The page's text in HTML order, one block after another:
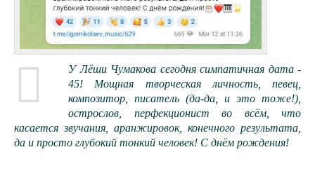
У Лёши Чумакова сегодня симпатичная дата -
45! Мощная творческая личность, певец,
композитор, писатель (да-да, и это тоже!),
острослов, перфекционист во всём, что
касается звучания, аранжировок, конечного результата,
да и просто глубокий тонкий человек! С днём рождения!